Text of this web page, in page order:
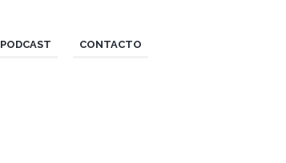
PODCAST CONTACTO